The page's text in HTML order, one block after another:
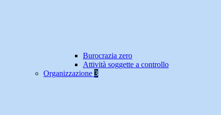
Burocrazia zero
Attività soggette a controllo
Organizzazione 3